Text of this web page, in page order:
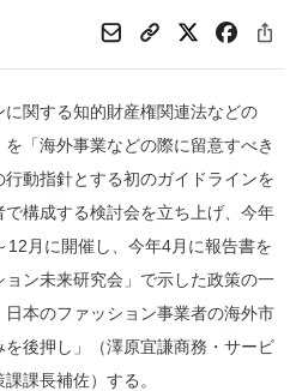
関する知的財産権関連法などの
「海外事業などの際に留意すべき
動指針とする初のガイドラインを
構成する検討会を立ち上げ、今年
12月に開催し、今年4月に報告書を
ン未来研究会」で示した政策の一
本のファッション事業者の海外市
後押し」（澤原宜謙商務・サービ
課長補佐）する。